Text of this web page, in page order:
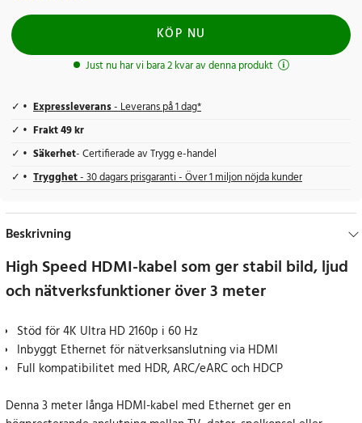
KÖP NU
Just nu har vi bara 2 kvar av denna produkt
Expressleverans- Leverans på 1 dag*
Frakt 49 kr
Säkerhet- Certifierade av Trygg e-handel
Trygghet- 30 dagars prisgaranti - Över 1 miljon nöjda kunder
Beskrivning
High Speed HDMI-kabel som ger stabil bild, ljud
och nätverksfunktioner över 3 meter
Stöd för 4K Ultra HD 2160p i 60 Hz
Inbyggt Ethernet för nätverksanslutning via HDMI
Full kompatibilitet med HDR, ARC/eARC och HDCP
Denna 3 meter långa HDMI-kabel med Ethernet ger en